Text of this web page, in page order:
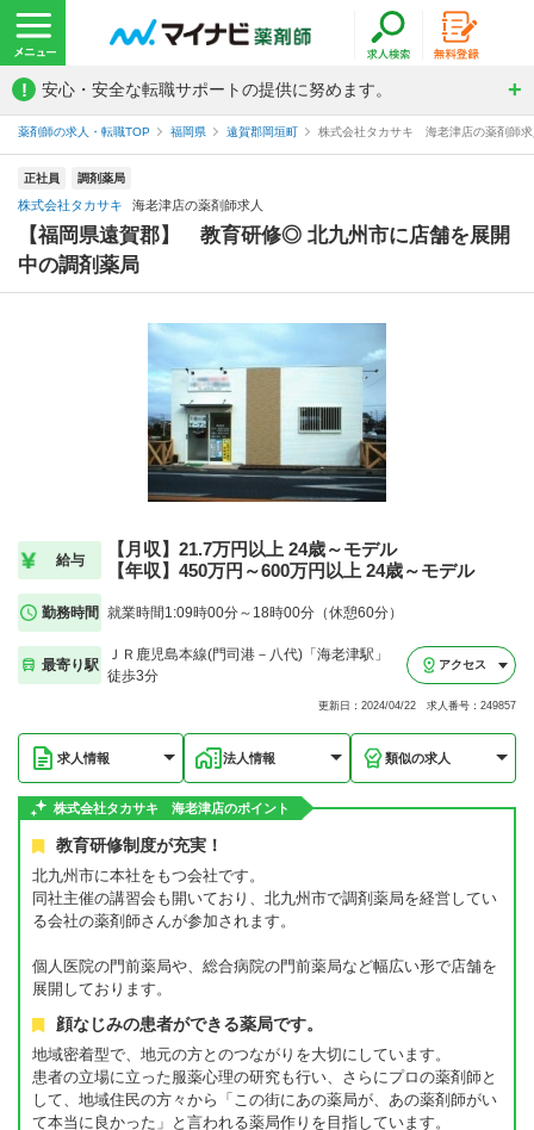
! 安心・安全な転職サポートの提供に努めます。
薬剤師の求人・転職TOP 福岡県 遠賀郡岡垣町 株式会社タカサキ 海老津店の薬剤師
正社員 調剤薬局
株式会社タカサキ 海老津店の薬剤師求人
【福岡県遠賀郡】 教育研修◎ 北九州市に店舗を展開
中の調剤薬局
給与
【月収】21.7万円以上 24歳～モデル
【年収】450万円～600万円以上 24歳～モデル
勤務時間 就業時間1:09時00分～18時00分（休憩60分）
最寄り駅
ＪＲ鹿児島本線(門司港－八代)「海老津駅」
徒歩3分
アクセス
更新日：2024/04/22 求人番号：249857
求人情報 法人情報 類似の求人
株式会社タカサキ 海老津店のポイント
教育研修制度が充実！
北九州市に本社をもつ会社です。
同社主催の講習会も開いており、北九州市で調剤薬局を経営してい
る会社の薬剤師さんが参加されます。
個人医院の門前薬局や、総合病院の門前薬局など幅広い形で店舗を
展開しております。
顔なじみの患者ができる薬局です。
地域密着型で、地元の方とのつながりを大切にしています。
患者の立場に立った服薬心理の研究も行い、さらにプロの薬剤師と
して、地域住民の方々から「この街にあの薬局が、あの薬剤師がい
て本当に良かった」と言われる薬局作りを目指しています。